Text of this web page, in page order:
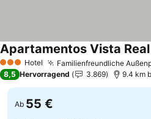
3 SterneHotel Familienfreundliche
Apartamentos Vista Real
8,5 Hervorragend 3.869 9.4 km
Ab 55 €